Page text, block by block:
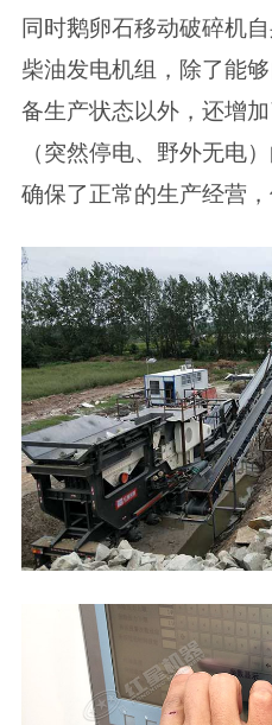
同时鹅卵石移动破碎机
柴油发电机组，除了能
备生产状态以外，还增
（突然停电、野外无电
确保了正常的生产经营，